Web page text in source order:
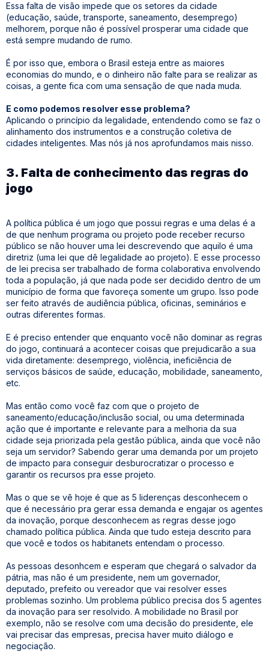
Essa falta de visão impede que os setores da cidade
(educação, saúde, transporte, saneamento, desemprego)
melhorem, porque não é possível prosperar uma cidade que
está sempre mudando de rumo.
É por isso que, embora o Brasil esteja entre as maiores
economias do mundo, e o dinheiro não falte para se realizar as
coisas, a gente fica com uma sensação de que nada muda.
E como podemos resolver esse problema?
Aplicando o princípio da legalidade, entendendo como se faz o
alinhamento dos instrumentos e a construção coletiva de
cidades inteligentes. Mas nós já nos aprofundamos mais nisso.
3. Falta de conhecimento das regras do
jogo
A política pública é um jogo que possui regras e uma delas é a
de que nenhum programa ou projeto pode receber recurso
público se não houver uma lei descrevendo que aquilo é uma
diretriz (uma lei que dê legalidade ao projeto). E esse processo
de lei precisa ser trabalhado de forma colaborativa envolvendo
toda a população, já que nada pode ser decidido dentro de um
município de forma que favoreça somente um grupo. Isso pode
ser feito através de audiência pública, oficinas, seminários e
outras diferentes formas.
E é preciso entender que enquanto você não dominar as regras
do jogo, continuará a acontecer coisas que prejudicarão a sua
vida diretamente: desemprego, violência, ineficiência de
serviços básicos de saúde, educação, mobilidade, saneamento,
etc.
Mas então como você faz com que o projeto de
saneamento/educação/inclusão social, ou uma determinada
ação que é importante e relevante para a melhoria da sua
cidade seja priorizada pela gestão pública, ainda que você não
seja um servidor? Sabendo gerar uma demanda por um projeto
de impacto para conseguir desburocratizar o processo e
garantir os recursos pra esse projeto.
Mas o que se vê hoje é que as 5 liderenças desconhecem o
que é necessário pra gerar essa demanda e engajar os agentes
da inovação, porque desconhecem as regras desse jogo
chamado política pública. Ainda que tudo esteja descrito para
que você e todos os habitanets entendam o processo.
As pessoas desonhcem e esperam que chegará o salvador da
pátria, mas não é um presidente, nem um governador,
deputado, prefeito ou vereador que vai resolver esses
problemas sozinho. Um problema público precisa dos 5 agentes
da inovação para ser resolvido. A mobilidade no Brasil por
exemplo, não se resolve com uma decisão do presidente, ele
vai precisar das empresas, precisa haver muito diálogo e
negociação.